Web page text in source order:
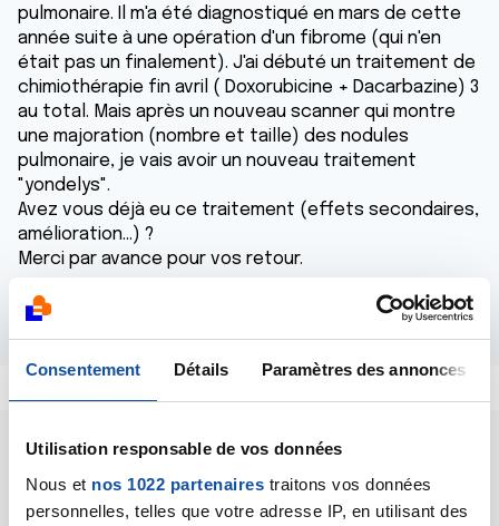
Consentement Détails Paramètres des annonces
Utilisation responsable de vos données
Nous et nos 1022 partenaires traitons vos données
personnelles, telles que votre adresse IP, en utilisant des
pulmonaire. Il m'a été diagnostiqué en mars de cette
année suite à une opération d'un fibrome (qui n'en
était pas un finalement). J'ai débuté un traitement de
chimiothérapie fin avril ( Doxorubicine + Dacarbazine) 3
au total. Mais après un nouveau scanner qui montre
une majoration (nombre et taille) des nodules
pulmonaire, je vais avoir un nouveau traitement
"yondelys".
Avez vous déjà eu ce traitement (effets secondaires,
amélioration...) ?
Merci par avance pour vos retour.
Répondre